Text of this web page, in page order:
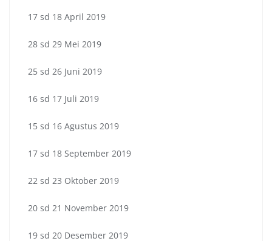
17 sd 18 April 2019
28 sd 29 Mei 2019
25 sd 26 Juni 2019
16 sd 17 Juli 2019
15 sd 16 Agustus 2019
17 sd 18 September 2019
22 sd 23 Oktober 2019
20 sd 21 November 2019
19 sd 20 Desember 2019